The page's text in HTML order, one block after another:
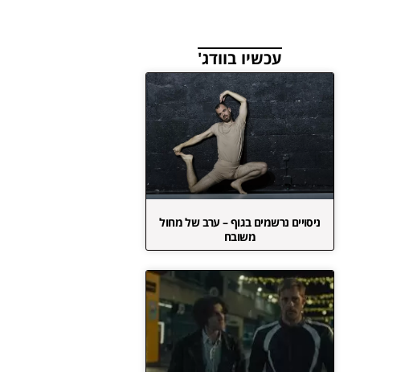
עכשיו בוודג'
ניסויים נרשמים בגוף – ערב של מחול
משובח